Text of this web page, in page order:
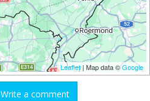
Leaflet| Map data ©Google
Write a comment